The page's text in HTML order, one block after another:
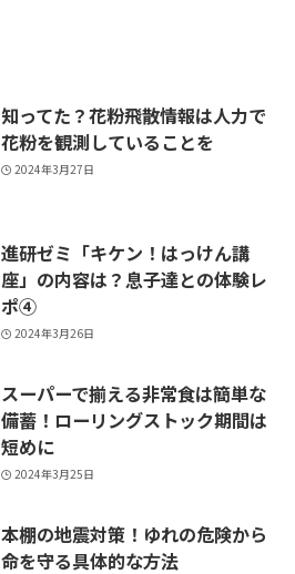
知ってた？花粉飛散情報は人力で
花粉を観測していることを
2024年3月27日
進研ゼミ「キケン！はっけん講
座」の内容は？息子達との体験レ
ポ④
2024年3月26日
スーパーで揃える非常食は簡単な
備蓄！ローリングストック期間は
短めに
2024年3月25日
本棚の地震対策！ゆれの危険から
命を守る具体的な方法